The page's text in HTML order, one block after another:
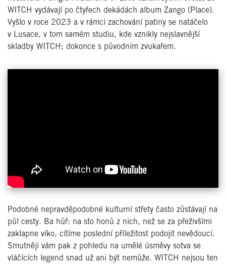
WITCH vydávají po čtyřech dekádách album Zango (Place).
Vyšlo v roce 2023 a v rámci zachování patiny se natáčelo
v Lusace, v tom samém studiu, kde vznikly nejslavnější
skladby WITCH; dokonce s původním zvukařem.
Podobné nepravděpodobné kulturní střety často zůstávají na
půl cesty. Ba hůř: na sto honů z nich, než se za přeživšími
zaklapne víko, cítíme poslední příležitost podojit nevědoucí.
Smutněji vám pak z pohledu na umělé úsměvy sotva se
vláčících legend snad už ani být nemůže. WITCH nejsou ten